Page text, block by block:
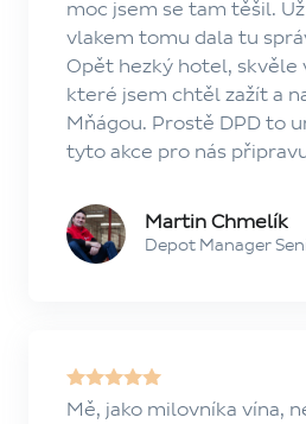
moc jsem se tam těšil.
vlakem tomu dala tu
Opět hezký hotel, skvěle
které jsem chtěl zažít a
Mňágou. Prostě DPD to
tyto akce pro nás
Martin Chmelík
Depot Manager
Mě, jako milovníka vína,